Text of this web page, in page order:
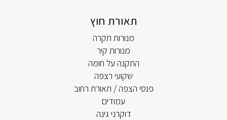
תאורת חוץ
מנורות תקרה
מנורות קיר
התקנה על חומה
שקועי רצפה
פנסי הצפה / תאורת רחוב
עמודים
דוקרני גינה